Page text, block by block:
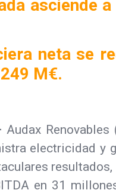
asciende
neta se
M€.
Audax
electricidad y
en 31